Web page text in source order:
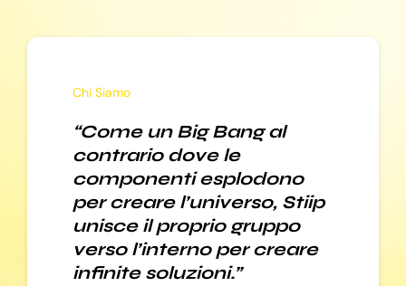
Chi Siamo
“Come un Big Bang al
contrario dove le
componenti esplodono
per creare l’universo, Stiip
unisce il proprio gruppo
verso l’interno per creare
infinite soluzioni.”